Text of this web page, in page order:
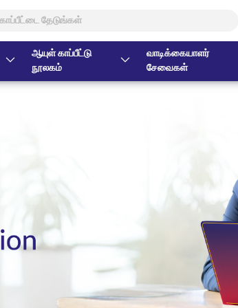
ஆயுள் காப்பீட்டு
நூலகம்
வாடிக்கையாளர்
சேவைகள்